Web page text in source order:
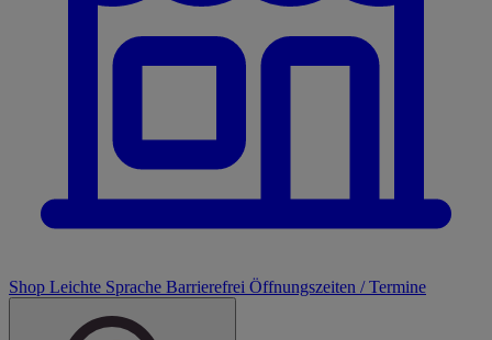
Shop Leichte Sprache Barrierefrei Öffnungszeiten / Termine